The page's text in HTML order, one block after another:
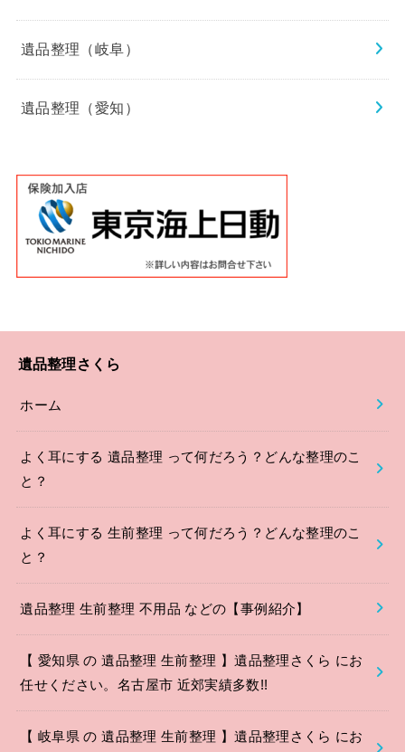
遺品整理（岐阜）
遺品整理（愛知）
遺品整理さくら
ホーム
よく耳にする 遺品整理 って何だろう？どんな整理のこ
と？
よく耳にする 生前整理 って何だろう？どんな整理のこ
と？
遺品整理 生前整理 不用品 などの【事例紹介】
【 愛知県 の 遺品整理 生前整理 】遺品整理さくら にお
任せください。名古屋市 近郊実績多数!!
【 岐阜県 の 遺品整理 生前整理 】遺品整理さくら にお